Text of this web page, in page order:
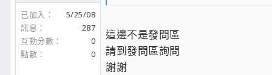
已加入
5/25/08
訊息
287
互動分數
0
點數
0
這邊不是發問區
請到發問區詢問
謝謝